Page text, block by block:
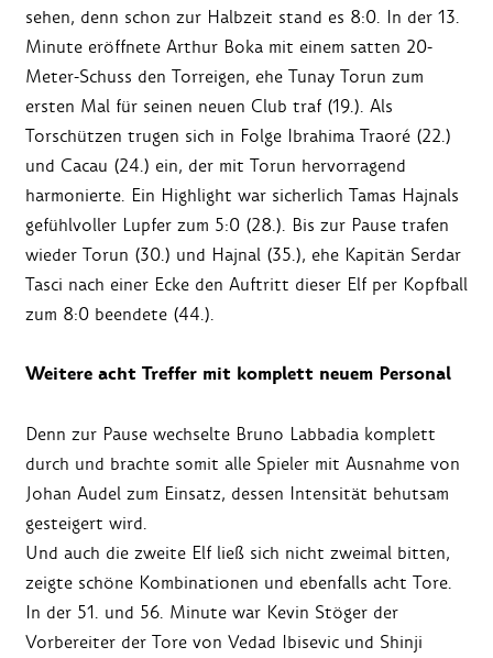
sehen, denn schon zur Halbzeit stand es 8:0. In der 13.
Minute eröffnete Arthur Boka mit einem satten 20-
Meter-Schuss den Torreigen, ehe Tunay Torun zum
ersten Mal für seinen neuen Club traf (19.). Als
Torschützen trugen sich in Folge Ibrahima Traoré (22.)
und Cacau (24.) ein, der mit Torun hervorragend
harmonierte. Ein Highlight war sicherlich Tamas Hajnals
gefühlvoller Lupfer zum 5:0 (28.). Bis zur Pause trafen
wieder Torun (30.) und Hajnal (35.), ehe Kapitän Serdar
Tasci nach einer Ecke den Auftritt dieser Elf per Kopfball
zum 8:0 beendete (44.).
Weitere acht Treffer mit komplett neuem Personal
Denn zur Pause wechselte Bruno Labbadia komplett
durch und brachte somit alle Spieler mit Ausnahme von
Johan Audel zum Einsatz, dessen Intensität behutsam
gesteigert wird.
Und auch die zweite Elf ließ sich nicht zweimal bitten,
zeigte schöne Kombinationen und ebenfalls acht Tore.
In der 51. und 56. Minute war Kevin Stöger der
Vorbereiter der Tore von Vedad Ibisevic und Shinji